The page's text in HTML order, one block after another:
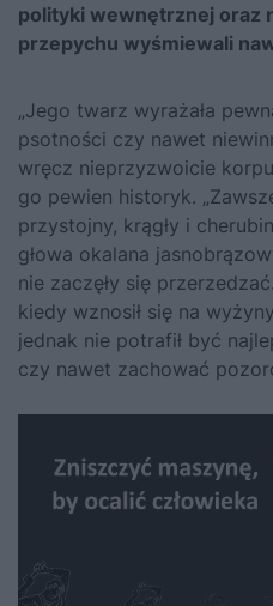
polityki wewnętrznej oraz
przepychu wyśmiewali
„Jego twarz wyrażała
psotności czy nawet
wręcz nieprzyzwoicie
go pewien historyk.
przystojny, krągły i
głowa okalana
nie zaczęły się
kiedy wznosił się na
jednak nie potrafił być
czy nawet zachować